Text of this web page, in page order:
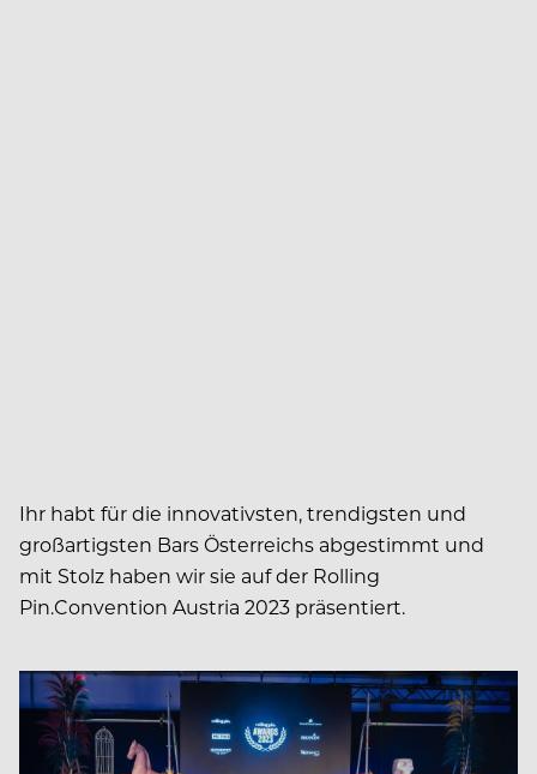
Ihr habt für die innovativsten, trendigsten und
großartigsten Bars Österreichs abgestimmt und
mit Stolz haben wir sie auf der Rolling
Pin.Convention Austria 2023 präsentiert.